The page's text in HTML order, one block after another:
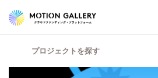
プロジェクトを探す